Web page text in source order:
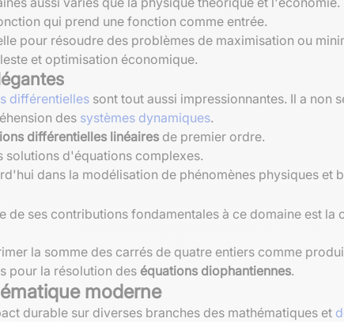
qui prend une fonction comme entrée.
pour résoudre des problèmes de maximisation ou
et optimisation économique.
différentielles sont tout aussi impressionnantes. Il a non
des systèmes dynamiques.
différentielles linéaires de premier ordre.
solutions d'équations complexes.
dans la modélisation de phénomènes physiques et
de ses contributions fondamentales à ce domaine est
la somme des carrés de quatre entiers comme
pour la résolution des équations diophantiennes.
moderne
durable sur diverses branches des mathématiques et